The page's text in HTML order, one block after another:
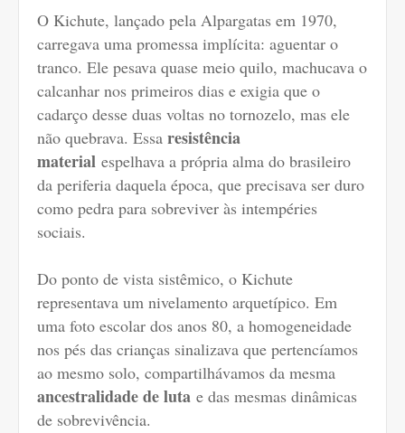
O Kichute, lançado pela Alpargatas em 1970,
carregava uma promessa implícita: aguentar o
tranco. Ele pesava quase meio quilo, machucava o
calcanhar nos primeiros dias e exigia que o
cadarço desse duas voltas no tornozelo, mas ele
não quebrava. Essa resistência
material espelhava a própria alma do brasileiro
da periferia daquela época, que precisava ser duro
como pedra para sobreviver às intempéries
sociais.
Do ponto de vista sistêmico, o Kichute
representava um nivelamento arquetípico. Em
uma foto escolar dos anos 80, a homogeneidade
nos pés das crianças sinalizava que pertencíamos
ao mesmo solo, compartilhávamos da mesma
ancestralidade de luta e das mesmas dinâmicas
de sobrevivência.